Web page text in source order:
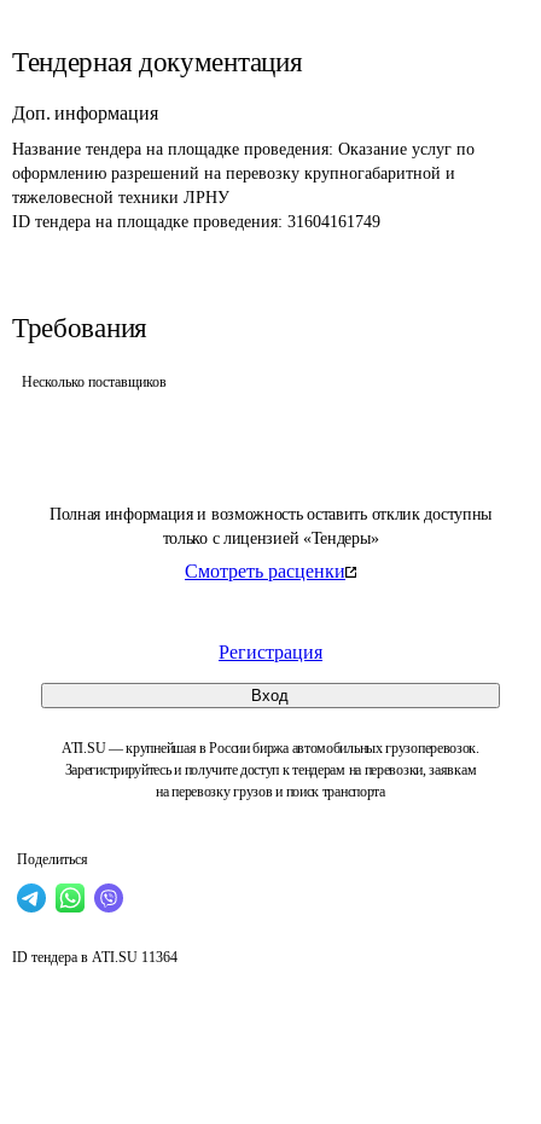
Полная информация и возможность оставить отклик доступны
только с лицензией «Тендеры»
Смотреть расценки
Регистрация
Вход
ATI.SU — крупнейшая в России биржа автомобильных грузоперевозок.
Зарегистрируйтесь и получите доступ к тендерам на перевозки, заявкам
на перевозку грузов и поиск транспорта
Поделиться
Тендерная документация
Доп. информация
Название тендера на площадке проведения: Оказание услуг по
оформлению разрешений на перевозку крупногабаритной и
тяжеловесной техники ЛРНУ
ID тендера на площадке проведения: 31604161749
Требования
Несколько поставщиков
ID тендера в ATI.SU 11364